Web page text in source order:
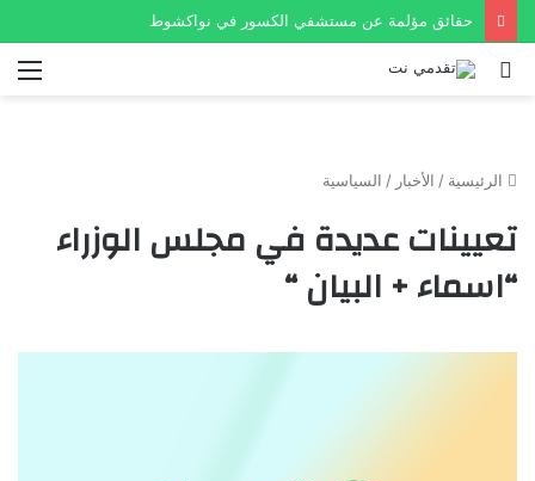
حقائق مؤلمة عن مستشفي الكسور في نواكشوط
بحث
الرئيسية / الأخبار / السياسية
تعيينات عديدة في مجلس الوزراء
“اسماء + البيان “